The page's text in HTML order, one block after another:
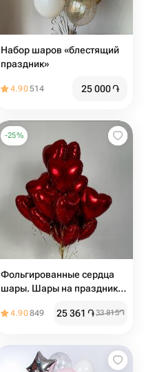
Набор шаров «блестящий
праздник»
4.90514 25 000֏
-25%
Фольгированные сердца
шары. Шары на праздник.
Подарок на мероприятие.
4.90849 25 361 ֏33 815֏